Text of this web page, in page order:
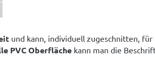
und kann, individuell zugeschnitten,
PVC Oberfläche kann man die